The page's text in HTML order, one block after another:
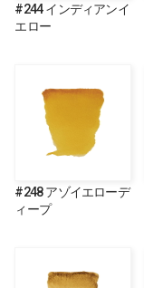
#244 インディアンイ
エロー
#248 アゾイエローデ
ィープ